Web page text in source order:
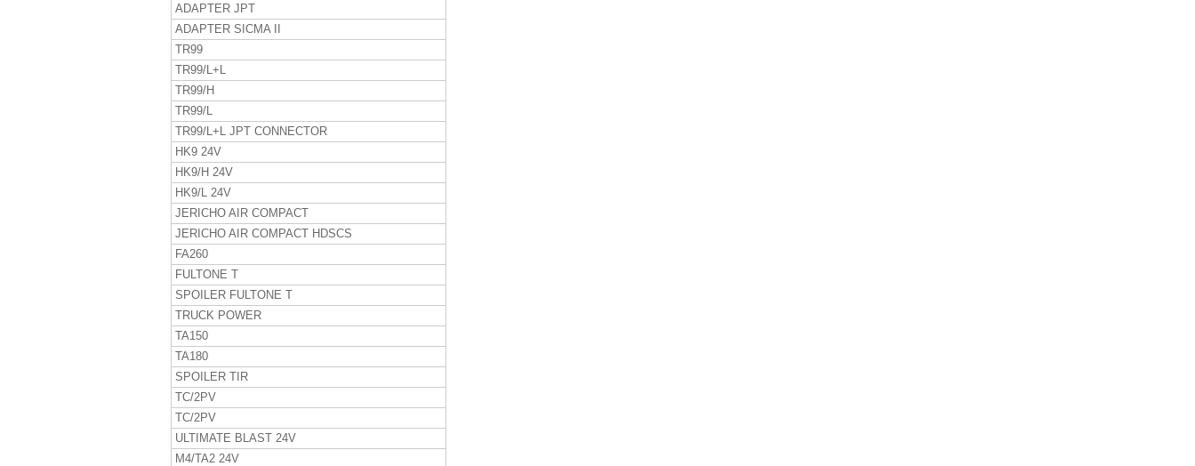
ADAPTER JPT
ADAPTER SICMA II
TR99
TR99/L+L
TR99/H
TR99/L
TR99/L+L JPT CONNECTOR
HK9 24V
HK9/H 24V
HK9/L 24V
JERICHO AIR COMPACT
JERICHO AIR COMPACT HDSCS
FA260
FULTONE T
SPOILER FULTONE T
TRUCK POWER
TA150
TA180
SPOILER TIR
TC/2PV
TC/2PV
ULTIMATE BLAST 24V
M4/TA2 24V